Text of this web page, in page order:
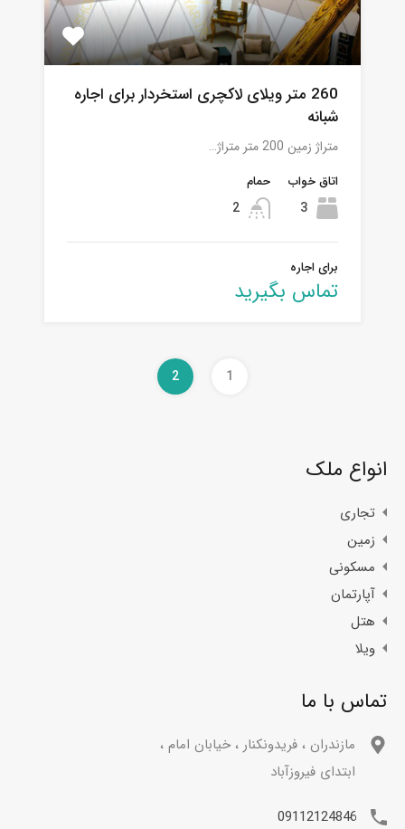
260 متر ویلای لاکچری استخردار برای اجاره
شبانه
متراژ زمین 200 متر متراژ…
اتاق خواب
3
حمام
2
برای اجاره
تماس بگیرید
1
2
انواع ملک
تجاری
زمین
مسکونی
آپارتمان
هتل
ویلا
تماس با ما
مازندران ، فریدونکنار ، خیابان امام ،
ابتدای فیروزآباد
09112124846